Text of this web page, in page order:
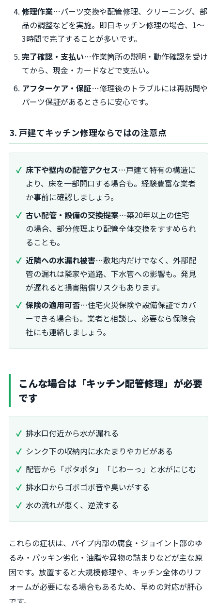
修理作業…パーツ交換や配管修理、クリーニング、部
品の調整などを実施。即日キッチン修理の場合、1〜
3時間で完了することが多いです。
完了確認・支払い…作業箇所の説明・動作確認を受け
てから、現金・カードなどで支払い。
アフターケア・保証…修理後のトラブルには再訪問や
パーツ保証があるとさらに安心です。
3. 戸建てキッチン修理ならではの注意点
床下や壁内の配管アクセス…戸建て特有の構造に
より、床を一部開口する場合も。経験豊富な業者
か事前に確認しましょう。
古い配管・設備の交換提案…築20年以上の住宅
の場合、部分修理より配管全体交換をすすめられ
ることも。
近隣への水漏れ被害…敷地内だけでなく、外部配
管の漏れは隣家や道路、下水管への影響も。発見
が遅れると損害賠償リスクもあります。
保険の適用可否…住宅火災保険や設備保証でカバ
ーできる場合も。業者と相談し、必要なら保険会
社にも連絡しましょう。
こんな場合は「キッチン配管修理」が必要
です
排水口付近から水が漏れる
シンク下の収納内に水たまりやカビがある
配管から「ポタポタ」「じわーっ」と水がにじむ
排水口からゴボゴボ音や臭いがする
水の流れが悪く、逆流する
これらの症状は、パイプ内部の腐食・ジョイント部のゆ
るみ・パッキン劣化・油脂や異物の詰まりなどが主な原
因です。放置すると大規模修理や、キッチン全体のリフ
ォームが必要になる場合もあるため、早めの対応が肝心